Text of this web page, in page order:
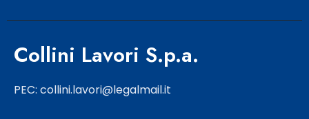
Collini Lavori S.p.a.
PEC: collini.lavori@legalmail.it